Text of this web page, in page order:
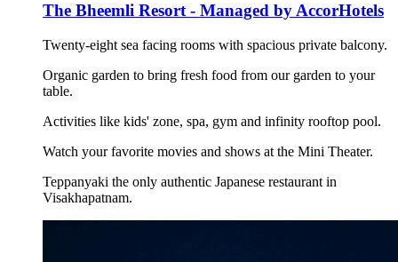
The Bheemli Resort - Managed by AccorHotels
Twenty-eight sea facing rooms with spacious private balcony.
Organic garden to bring fresh food from our garden to your
table.
Activities like kids' zone, spa, gym and infinity rooftop pool.
Watch your favorite movies and shows at the Mini Theater.
Teppanyaki the only authentic Japanese restaurant in
Visakhapatnam.